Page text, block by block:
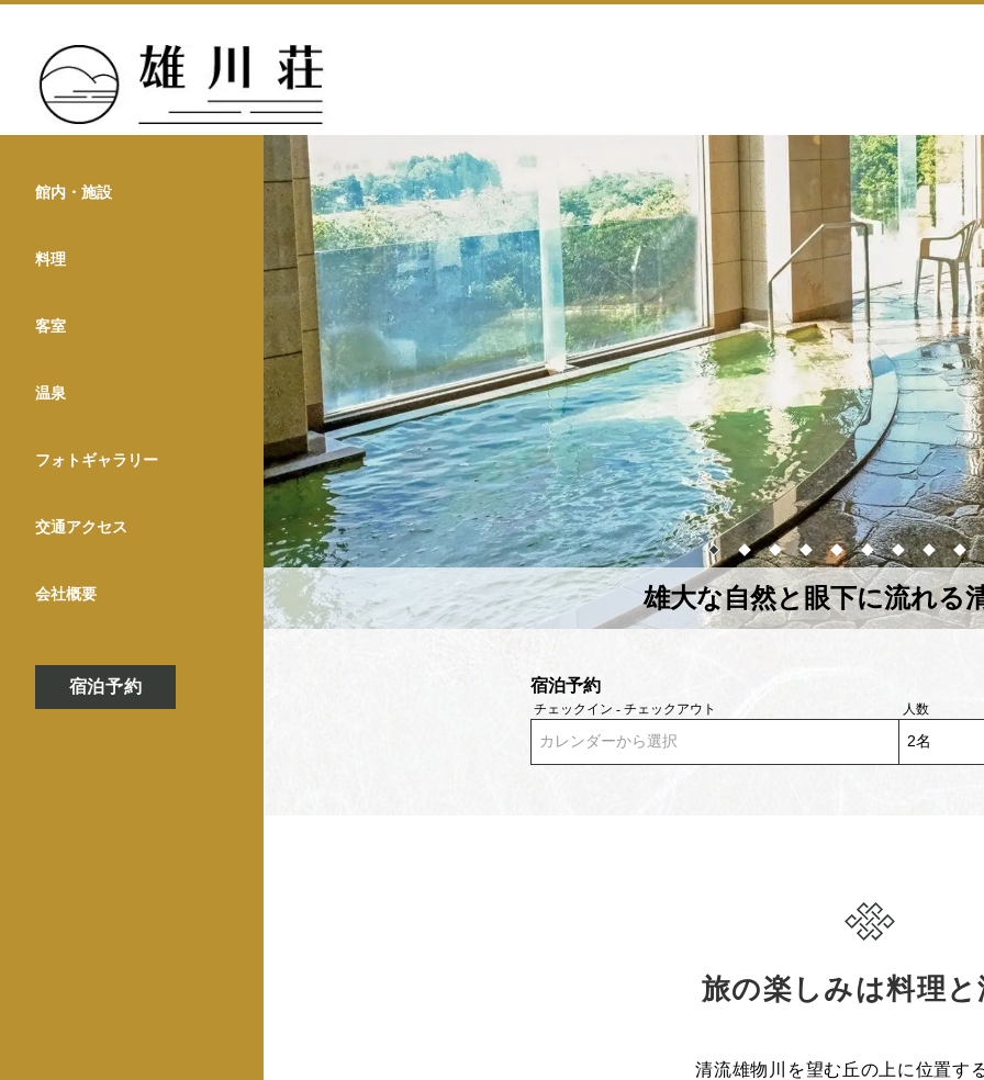
館内・施設
料理
客室
温泉
フォトギャラリー
交通アクセス
会社概要
宿泊予約
雄大な自然と眼下に流れる
宿泊予約
チェックイン - チェックアウト
カレンダーから選択
人数
旅の楽しみは料理と
清流雄物川を望む丘の上に位置す